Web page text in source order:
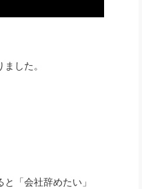
した。
「会社辞めたい」